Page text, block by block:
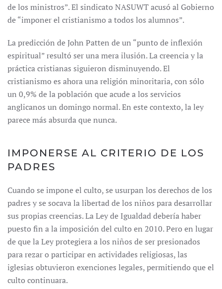
de los ministros”. El sindicato NASUWT acusó al Gobierno
de “imponer el cristianismo a todos los alumnos”.
La predicción de John Patten de un “punto de inflexión
espiritual” resultó ser una mera ilusión. La creencia y la
práctica cristianas siguieron disminuyendo. El
cristianismo es ahora una religión minoritaria, con sólo
un 0,9% de la población que acude a los servicios
anglicanos un domingo normal. En este contexto, la ley
parece más absurda que nunca.
IMPONERSE AL CRITERIO DE LOS
PADRES
Cuando se impone el culto, se usurpan los derechos de los
padres y se socava la libertad de los niños para desarrollar
sus propias creencias. La Ley de Igualdad debería haber
puesto fin a la imposición del culto en 2010. Pero en lugar
de que la Ley protegiera a los niños de ser presionados
para rezar o participar en actividades religiosas, las
iglesias obtuvieron exenciones legales, permitiendo que el
culto continuara.